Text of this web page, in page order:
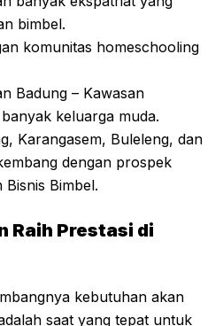
bimbel.
komunitas homeschooling
Badung – Kawasan
keluarga muda.
Karangasem, Buleleng, dan
dengan prospek
Bimbel.
Raih Prestasi di
kebutuhan akan
saat yang tepat untuk